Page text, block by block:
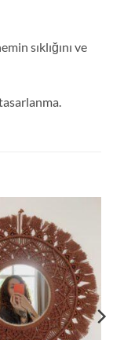
sıklığını ve